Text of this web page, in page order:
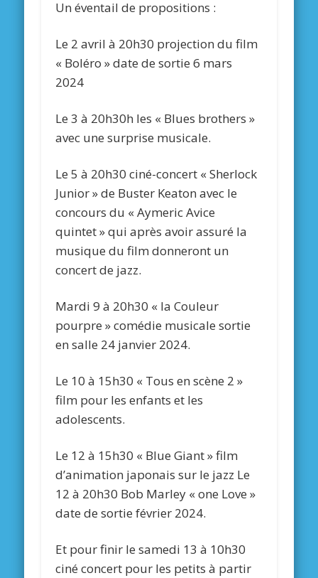
Un éventail de propositions :
Le 2 avril à 20h30 projection du film
« Boléro » date de sortie 6 mars
2024
Le 3 à 20h30h les « Blues brothers »
avec une surprise musicale.
Le 5 à 20h30 ciné-concert « Sherlock
Junior » de Buster Keaton avec le
concours du « Aymeric Avice
quintet » qui après avoir assuré la
musique du film donneront un
concert de jazz.
Mardi 9 à 20h30 « la Couleur
pourpre » comédie musicale sortie
en salle 24 janvier 2024.
Le 10 à 15h30 « Tous en scène 2 »
film pour les enfants et les
adolescents.
Le 12 à 15h30 « Blue Giant » film
d’animation japonais sur le jazz Le
12 à 20h30 Bob Marley « one Love »
date de sortie février 2024.
Et pour finir le samedi 13 à 10h30
ciné concert pour les petits à partir